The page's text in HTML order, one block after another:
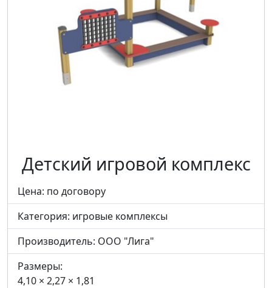
Детский игровой комплекс
Цена: по договору
Категория: игровые комплексы
Производитель: ООО "Лига"
Размеры:
4,10 × 2,27 × 1,81